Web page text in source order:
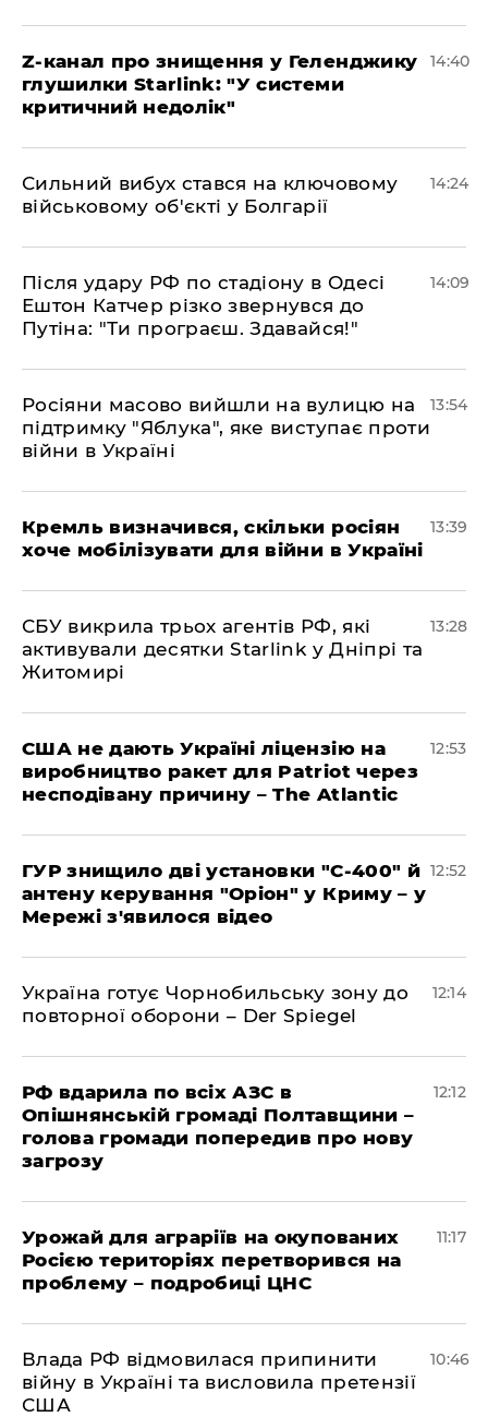
Z-канал про знищення у Геленджику
глушилки Starlink: "У системи
критичний недолік"
14:40
Сильний вибух стався на ключовому
військовому об'єкті у Болгарії
14:24
Після удару РФ по стадіону в Одесі
Ештон Катчер різко звернувся до
Путіна: "Ти програєш. Здавайся!"
14:09
Росіяни масово вийшли на вулицю на
підтримку "Яблука", яке виступає проти
війни в Україні
13:54
Кремль визначився, скільки росіян
хоче мобілізувати для війни в Україні
13:39
СБУ викрила трьох агентів РФ, які
активували десятки Starlink у Дніпрі та
Житомирі
13:28
США не дають Україні ліцензію на
виробництво ракет для Patriot через
несподівану причину – The Atlantic
12:53
ГУР знищило дві установки "С-400" й
антену керування "Оріон" у Криму – у
Мережі з'явилося відео
12:52
Україна готує Чорнобильську зону до
повторної оборони – Der Spiegel
12:14
РФ вдарила по всіх АЗС в
Опішнянській громаді Полтавщини –
голова громади попередив про нову
загрозу
12:12
Урожай для аграріїв на окупованих
Росією територіях перетворився на
проблему – подробиці ЦНС
11:17
Влада РФ відмовилася припинити
війну в Україні та висловила претензії
США
10:46